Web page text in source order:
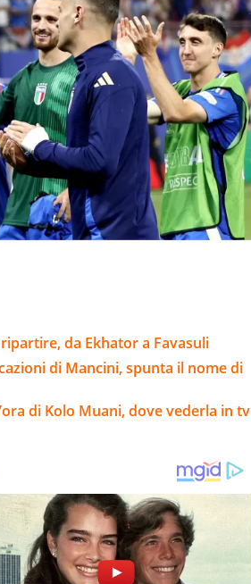
da Ekhator a Favasuli
di Mancini, spunta il nome di
di Kolo Muani, dove vederla in tv